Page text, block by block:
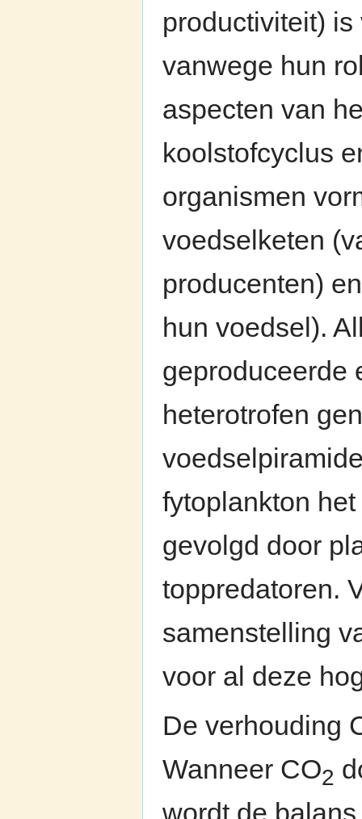
productiviteit)
vanwege hun
aspecten van
koolstofcyclus
organismen
voedselketen
producenten)
hun voedsel).
geproduceerde
heterotrofen
fytoplankton
gevolgd door
toppredatoren.
samenstelling
voor al deze
De verhouding
Wanneer CO2
wordt de